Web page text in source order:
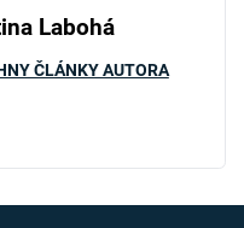
Labohá
ČLÁNKY AUTORA